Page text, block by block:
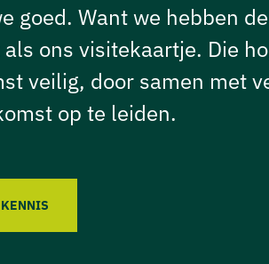
goed. Want we hebben
ons visitekaartje. Die
veilig, door samen met
op te leiden.